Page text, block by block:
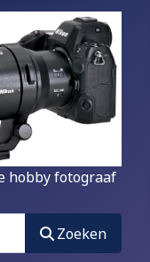
hobby fotograaf
Zoeken